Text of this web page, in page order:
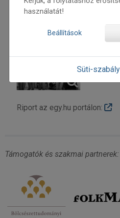
táncosokban kitörölhetetlen
láttak. Olyannyira, hogy
ezt Budapesten.
Riport az egy.hu portálon:
Támogatók és szakmai partnerek:
használatát!
Beállítások
Süti-